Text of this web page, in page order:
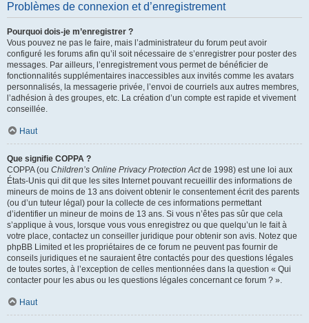
Problèmes de connexion et d’enregistrement
Pourquoi dois-je m’enregistrer ?
Vous pouvez ne pas le faire, mais l’administrateur du forum peut avoir
configuré les forums afin qu’il soit nécessaire de s’enregistrer pour poster des
messages. Par ailleurs, l’enregistrement vous permet de bénéficier de
fonctionnalités supplémentaires inaccessibles aux invités comme les avatars
personnalisés, la messagerie privée, l’envoi de courriels aux autres membres,
l’adhésion à des groupes, etc. La création d’un compte est rapide et vivement
conseillée.
Haut
Que signifie COPPA ?
COPPA (ou Children’s Online Privacy Protection Actde 1998) est une loi aux
États-Unis qui dit que les sites Internet pouvant recueillir des informations de
mineurs de moins de 13 ans doivent obtenir le consentement écrit des parents
(ou d’un tuteur légal) pour la collecte de ces informations permettant
d’identifier un mineur de moins de 13 ans. Si vous n’êtes pas sûr que cela
s’applique à vous, lorsque vous vous enregistrez ou que quelqu’un le fait à
votre place, contactez un conseiller juridique pour obtenir son avis. Notez que
phpBB Limited et les propriétaires de ce forum ne peuvent pas fournir de
conseils juridiques et ne sauraient être contactés pour des questions légales
de toutes sortes, à l’exception de celles mentionnées dans la question « Qui
contacter pour les abus ou les questions légales concernant ce forum ? ».
Haut